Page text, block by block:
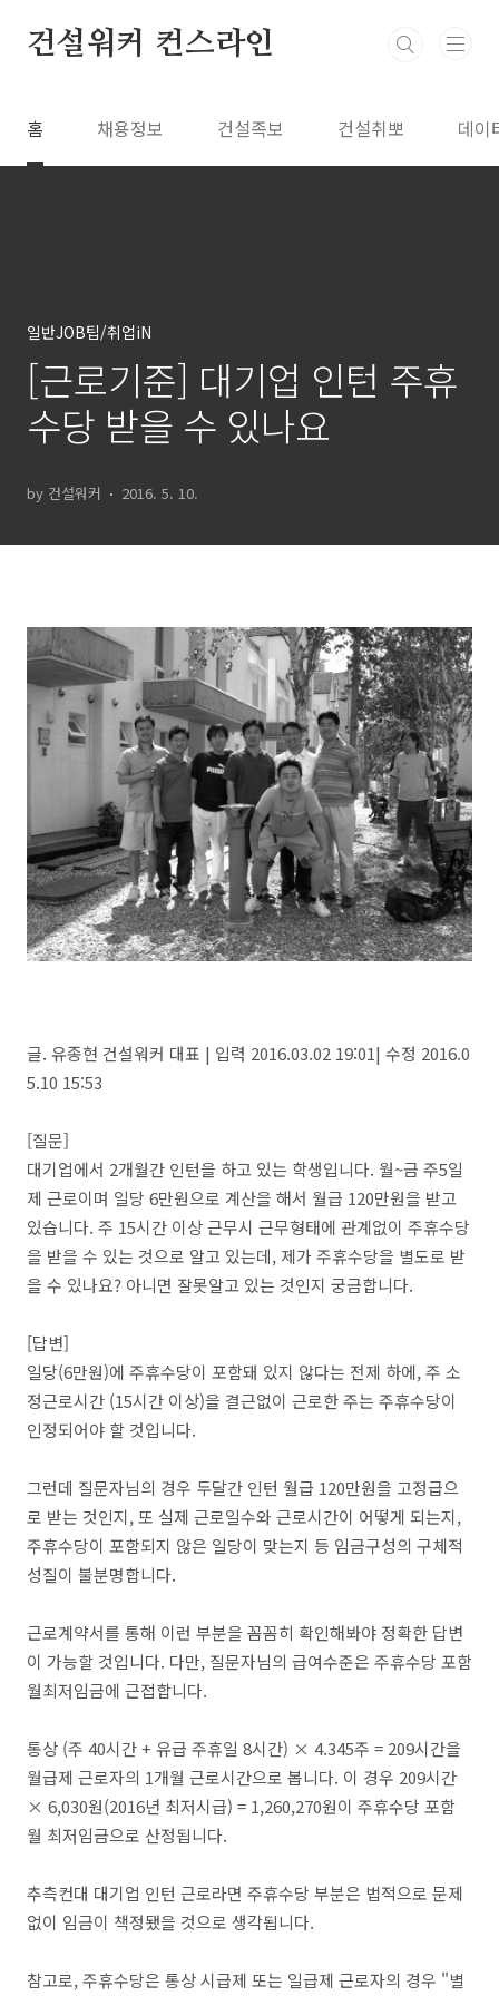
건설워커 컨스라인
홈 채용정보 건설족보 건설취뽀 데이
일반JOB팁/취업iN
[근로기준] 대기업 인턴 주휴
수당 받을 수 있나요
by 건설워커 2016. 5. 10.
글. 유종현 건설워커 대표 | 입력 2016.03.02 19:01| 수정 2016.0
5.10 15:53
[질문]
대기업에서 2개월간 인턴을 하고 있는 학생입니다. 월~금 주5일
제 근로이며 일당 6만원으로 계산을 해서 월급 120만원을 받고
있습니다. 주 15시간 이상 근무시 근무형태에 관계없이 주휴수당
을 받을 수 있는 것으로 알고 있는데, 제가 주휴수당을 별도로 받
을 수 있나요? 아니면 잘못알고 있는 것인지 궁금합니다.
[답변]
일당(6만원)에 주휴수당이 포함돼 있지 않다는 전제 하에, 주 소
정근로시간 (15시간 이상)을 결근없이 근로한 주는 주휴수당이
인정되어야 할 것입니다.
그런데 질문자님의 경우 두달간 인턴 월급 120만원을 고정급으
로 받는 것인지, 또 실제 근로일수와 근로시간이 어떻게 되는지,
주휴수당이 포함되지 않은 일당이 맞는지 등 임금구성의 구체적
성질이 불분명합니다.
근로계약서를 통해 이런 부분을 꼼꼼히 확인해봐야 정확한 답변
이 가능할 것입니다. 다만, 질문자님의 급여수준은 주휴수당 포함
월최저임금에 근접합니다.
통상 (주 40시간 + 유급 주휴일 8시간) × 4.345주 = 209시간을
월급제 근로자의 1개월 근로시간으로 봅니다. 이 경우 209시간
× 6,030원(2016년 최저시급) = 1,260,270원이 주휴수당 포함
월 최저임금으로 산정됩니다.
추측컨대 대기업 인턴 근로라면 주휴수당 부분은 법적으로 문제
없이 임금이 책정됐을 것으로 생각됩니다.
참고로, 주휴수당은 통상 시급제 또는 일급제 근로자의 경우 "별